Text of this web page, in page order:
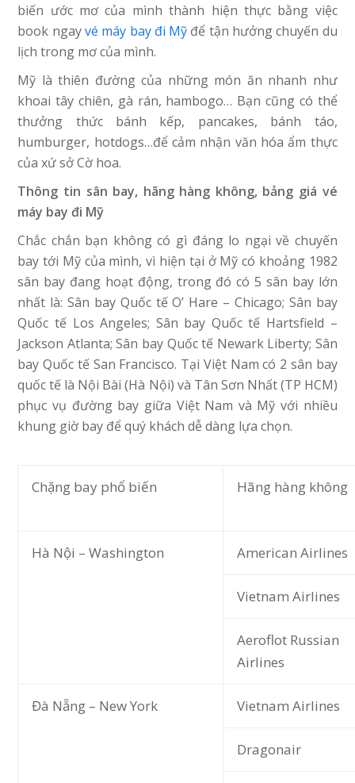
biến ước mơ của mình thành hiện thực bằng việc
book ngayvé máy bay đi Mỹ để tận hưởng chuyến du
lịch trong mơ của mình.
Mỹ là thiên đường của những món ăn nhanh như
khoai tây chiên, gà rán, hambogo… Bạn cũng có thể
thưởng thức bánh kếp, pancakes, bánh táo,
humburger, hotdogs…để cảm nhận văn hóa ẩm thực
của xứ sở Cờ hoa.
Thông tin sân bay, hãng hàng không, bảng giá vé
máy bay đi Mỹ
Chắc chắn bạn không có gì đáng lo ngại về chuyến
bay tới Mỹ của mình, vì hiện tại ở Mỹ có khoảng 1982
sân bay đang hoạt động, trong đó có 5 sân bay lớn
nhất là: Sân bay Quốc tế O’ Hare – Chicago; Sân bay
Quốc tế Los Angeles; Sân bay Quốc tế Hartsfield –
Jackson Atlanta; Sân bay Quốc tế Newark Liberty; Sân
bay Quốc tế San Francisco. Tại Việt Nam có 2 sân bay
quốc tế là Nội Bài (Hà Nội) và Tân Sơn Nhất (TP HCM)
phục vụ đường bay giữa Việt Nam và Mỹ với nhiều
khung giờ bay để quý khách dễ dàng lựa chọn.
Chặng bay phổ biến Hãng hàng không
Hà Nội – Washington American Airlines
Vietnam Airlines
Aeroflot Russian
Airlines
Đà Nẵng – New York Vietnam Airlines
Dragonair